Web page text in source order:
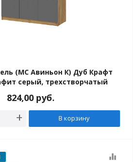
(МС Авиньон К) Дуб Крафт
серый, трехстворчатый
824,00 руб.
В корзину
equalizer